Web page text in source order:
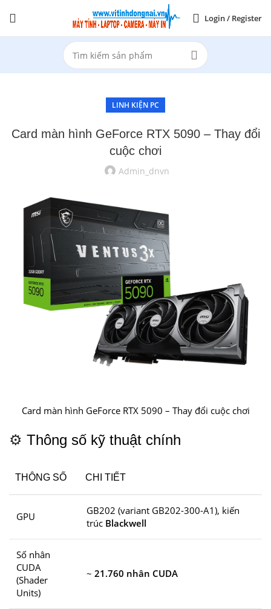
Login / Register
LINH KIỆN PC
Card màn hình GeForce RTX 5090 – Thay đổi
cuộc chơi
Admin_dnvn
Card màn hình GeForce RTX 5090 – Thay đổi cuộc chơi
⚙️ Thông số kỹ thuật chính
THÔNG SỐ CHI TIẾT
GPU
GB202 (variant GB202-300-A1), kiến
trúc Blackwell
Số nhân
CUDA
(Shader
Units)
~ 21.760 nhân CUDA